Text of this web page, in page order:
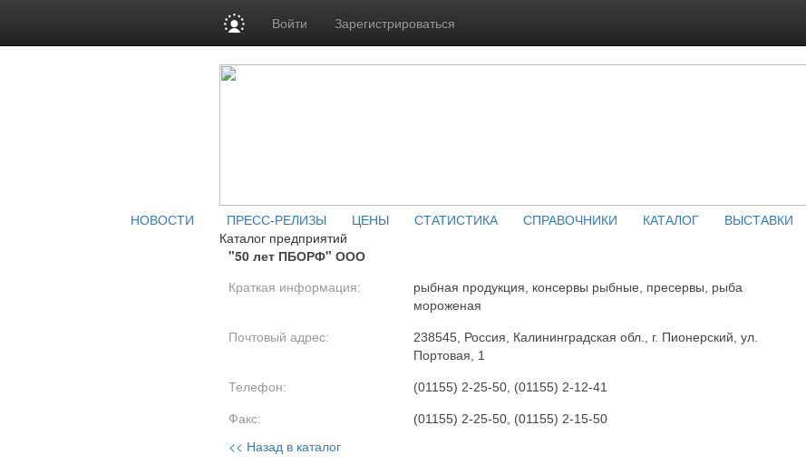
Войти Зарегистрироваться
НОВОСТИ ПРЕСС-РЕЛИЗЫ ЦЕНЫ СТАТИСТИКА СПРАВОЧНИКИ КАТАЛОГ ВЫСТАВКИ
Каталог предприятий
"50 лет ПБОРФ" ООО
Краткая информация:
рыбная продукция, консервы рыбные, пресервы, рыба
мороженая
Почтовый адрес:
238545, Россия, Калининградская обл., г. Пионерский, ул.
Портовая, 1
Телефон: (01155) 2-25-50, (01155) 2-12-41
Факс: (01155) 2-25-50, (01155) 2-15-50
<< Назад в каталог